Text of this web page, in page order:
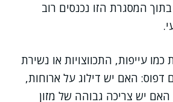
בתוך המסגרת הזו נכנסים רוב
עייפות, התכווצויות או נשירת
דפוס: האם יש דילוג על ארוחות,
יש צריכה גבוהה של מזון